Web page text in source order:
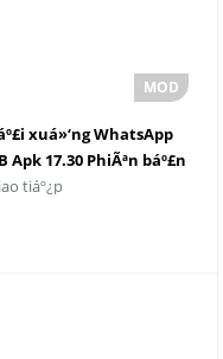
xuá»‘ng WhatsApp
Apk 17.30 PhiÃªn báº£n
nháº¥t
tiáº¿p